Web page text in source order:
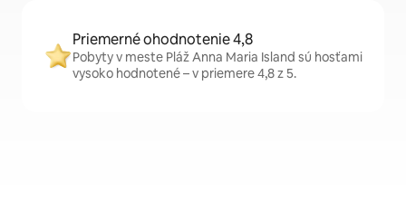
Priemerné ohodnotenie 4,8
Pobyty v meste Pláž Anna Maria Island sú hosťami
vysoko hodnotené – v priemere 4,8 z 5.